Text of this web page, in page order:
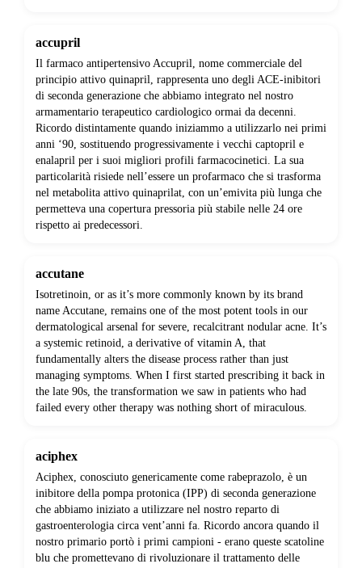
accupril
Il farmaco antipertensivo Accupril, nome commerciale del
principio attivo quinapril, rappresenta uno degli ACE-inibitori
di seconda generazione che abbiamo integrato nel nostro
armamentario terapeutico cardiologico ormai da decenni.
Ricordo distintamente quando iniziammo a utilizzarlo nei primi
anni ‘90, sostituendo progressivamente i vecchi captopril e
enalapril per i suoi migliori profili farmacocinetici. La sua
particolarità risiede nell’essere un profarmaco che si trasforma
nel metabolita attivo quinaprilat, con un’emivita più lunga che
permetteva una copertura pressoria più stabile nelle 24 ore
rispetto ai predecessori.
accutane
Isotretinoin, or as it’s more commonly known by its brand
name Accutane, remains one of the most potent tools in our
dermatological arsenal for severe, recalcitrant nodular acne. It’s
a systemic retinoid, a derivative of vitamin A, that
fundamentally alters the disease process rather than just
managing symptoms. When I first started prescribing it back in
the late 90s, the transformation we saw in patients who had
failed every other therapy was nothing short of miraculous.
aciphex
Aciphex, conosciuto genericamente come rabeprazolo, è un
inibitore della pompa protonica (IPP) di seconda generazione
che abbiamo iniziato a utilizzare nel nostro reparto di
gastroenterologia circa vent’anni fa. Ricordo ancora quando il
nostro primario portò i primi campioni - erano queste scatoline
blu che promettevano di rivoluzionare il trattamento delle